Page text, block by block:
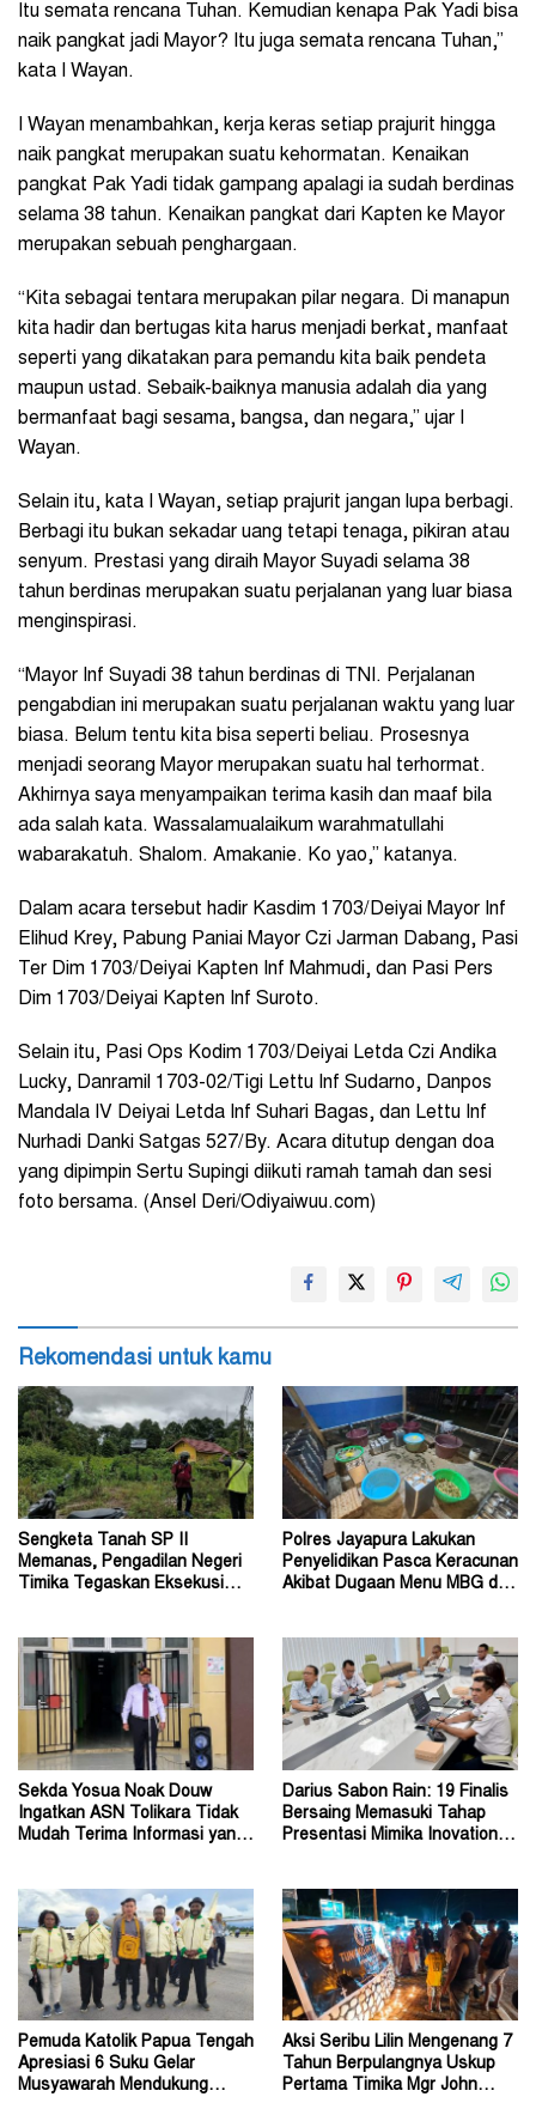
Itu semata rencana Tuhan. Kemudian kenapa Pak Yadi bisa
naik pangkat jadi Mayor? Itu juga semata rencana Tuhan,”
kata I Wayan.
I Wayan menambahkan, kerja keras setiap prajurit hingga
naik pangkat merupakan suatu kehormatan. Kenaikan
pangkat Pak Yadi tidak gampang apalagi ia sudah berdinas
selama 38 tahun. Kenaikan pangkat dari Kapten ke Mayor
merupakan sebuah penghargaan.
“Kita sebagai tentara merupakan pilar negara. Di manapun
kita hadir dan bertugas kita harus menjadi berkat, manfaat
seperti yang dikatakan para pemandu kita baik pendeta
maupun ustad. Sebaik-baiknya manusia adalah dia yang
bermanfaat bagi sesama, bangsa, dan negara,” ujar I
Wayan.
Selain itu, kata I Wayan, setiap prajurit jangan lupa berbagi.
Berbagi itu bukan sekadar uang tetapi tenaga, pikiran atau
senyum. Prestasi yang diraih Mayor Suyadi selama 38
tahun berdinas merupakan suatu perjalanan yang luar biasa
menginspirasi.
“Mayor Inf Suyadi 38 tahun berdinas di TNI. Perjalanan
pengabdian ini merupakan suatu perjalanan waktu yang luar
biasa. Belum tentu kita bisa seperti beliau. Prosesnya
menjadi seorang Mayor merupakan suatu hal terhormat.
Akhirnya saya menyampaikan terima kasih dan maaf bila
ada salah kata. Wassalamualaikum warahmatullahi
wabarakatuh. Shalom. Amakanie. Ko yao,” katanya.
Dalam acara tersebut hadir Kasdim 1703/Deiyai Mayor Inf
Elihud Krey, Pabung Paniai Mayor Czi Jarman Dabang, Pasi
Ter Dim 1703/Deiyai Kapten Inf Mahmudi, dan Pasi Pers
Dim 1703/Deiyai Kapten Inf Suroto.
Selain itu, Pasi Ops Kodim 1703/Deiyai Letda Czi Andika
Lucky, Danramil 1703-02/Tigi Lettu Inf Sudarno, Danpos
Mandala IV Deiyai Letda Inf Suhari Bagas, dan Lettu Inf
Nurhadi Danki Satgas 527/By. Acara ditutup dengan doa
yang dipimpin Sertu Supingi diikuti ramah tamah dan sesi
foto bersama. (Ansel Deri/Odiyaiwuu.com)
Rekomendasi untuk kamu
Sengketa Tanah SP II
Memanas, Pengadilan Negeri
Timika Tegaskan Eksekusi
Polres Jayapura Lakukan
Penyelidikan Pasca Keracunan
Akibat Dugaan Menu MBG di
Sekda Yosua Noak Douw
Ingatkan ASN Tolikara Tidak
Mudah Terima Informasi yang
Darius Sabon Rain: 19 Finalis
Bersaing Memasuki Tahap
Presentasi Mimika Inovation
Pemuda Katolik Papua Tengah
Apresiasi 6 Suku Gelar
Musyawarah Mendukung
Aksi Seribu Lilin Mengenang 7
Tahun Berpulangnya Uskup
Pertama Timika Mgr John